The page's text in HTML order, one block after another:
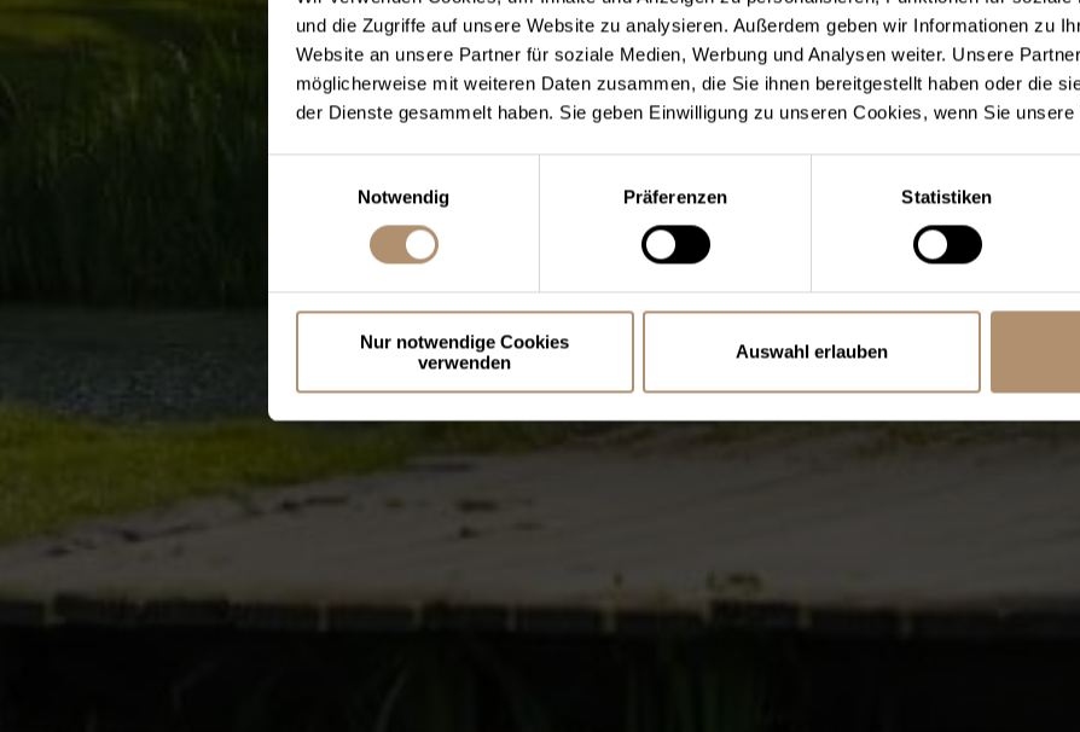
und die Zugriffe auf unsere Website zu analysieren. Außerdem geben wir Informationen zu
Website an unsere Partner für soziale Medien, Werbung und Analysen weiter. Unsere
möglicherweise mit weiteren Daten zusammen, die Sie ihnen bereitgestellt haben oder die
der Dienste gesammelt haben. Sie geben Einwilligung zu unseren Cookies, wenn Sie
Notwendig
Präferenzen Statistiken
Nur notwendige Cookies
verwenden
Auswahl erlauben